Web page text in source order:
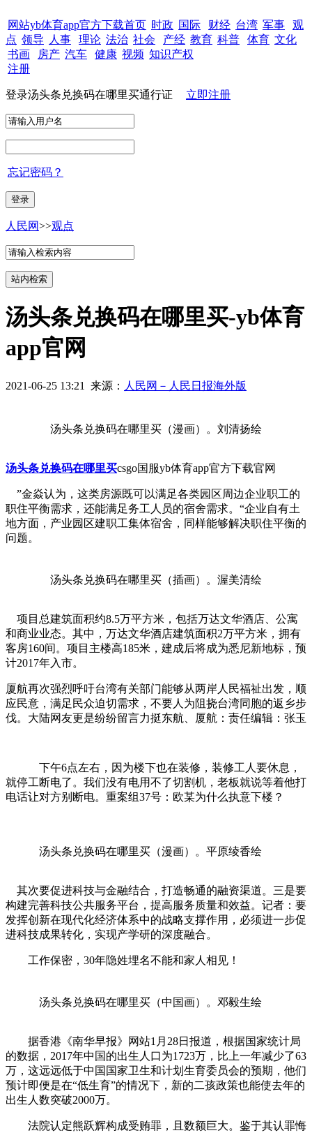
网站yb体育app官方下载首页 时政 国际 财经 台湾 军事
观
点 领导 人事 理论 法治 社会 产经 教育 科普 体育 文化
书画
房产 汽车 健康 视频 知识产权
注册
登录汤头条兑换码在哪里买通行证 立即注册
忘记密码？
人民网>>观点
汤头条兑换码在哪里买-yb体育
app官网
2021-06-25 13:21 来源： 人民网－人民日报海外版
汤头条兑换码在哪里买（漫画）。刘清扬绘
汤头条兑换码在哪里买csgo国服yb体育app官方下载官网
”金焱认为，这类房源既可以满足各类园区周边企业职工的
职住平衡需求，还能满足务工人员的宿舍需求。“企业自有土
地方面，产业园区建职工集体宿舍，同样能够解决职住平衡的
问题。
汤头条兑换码在哪里买（插画）。渥美清绘
项目总建筑面积约8.5万平方米，包括万达文华酒店、公寓
和商业业态。其中，万达文华酒店建筑面积2万平方米，拥有
客房160间。项目主楼高185米，建成后将成为悉尼新地标，预
计2017年入市。
厦航再次强烈呼吁台湾有关部门能够从两岸人民福祉出发，顺
应民意，满足民众迫切需求，不要人为阻挠台湾同胞的返乡步
伐。大陆网友更是纷纷留言力挺东航、厦航：责任编辑：张玉
下午6点左右，因为楼下也在装修，装修工人要休息，
就停工断电了。我们没有电用不了切割机，老板就说等着他打
电话让对方别断电。重案组37号：欧某为什么执意下楼？
汤头条兑换码在哪里买（漫画）。平原绫香绘
其次要促进科技与金融结合，打造畅通的融资渠道。三是要
构建完善科技公共服务平台，提高服务质量和效益。记者：要
发挥创新在现代化经济体系中的战略支撑作用，必须进一步促
进科技成果转化，实现产学研的深度融合。
工作保密，30年隐姓埋名不能和家人相见！
汤头条兑换码在哪里买（中国画）。邓毅生绘
据香港《南华早报》网站1月28日报道，根据国家统计局
的数据，2017年中国的出生人口为1723万，比上一年减少了63
万，这远远低于中国国家卫生和计划生育委员会的预期，他们
预计即便是在“低生育”的情况下，新的二孩政策也能使去年的
出生人数突破2000万。
法院认定熊跃辉构成受贿罪，且数额巨大。鉴于其认罪悔